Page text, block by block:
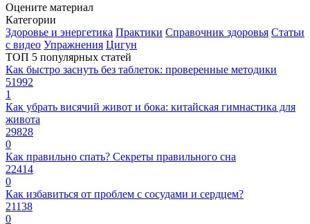
Оцените материал
Категории
Здоровье и энергетика Практики Справочник здоровья Статьи
с видео Упражнения Цигун
ТОП 5 популярных статей
Как быстро заснуть без таблеток: проверенные методики
51992
1
Как убрать висячий живот и бока: китайская гимнастика для
живота
29828
0
Как правильно спать? Секреты правильного сна
22414
0
Как избавиться от проблем с сосудами и сердцем?
21138
0